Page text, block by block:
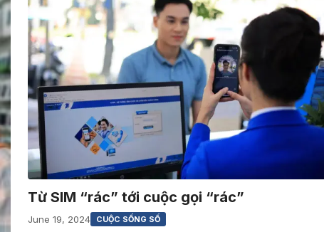
Từ SIM “rác” tới cuộc gọi “rác”
June 19, 2024 CUỘC SỐNG SỐ